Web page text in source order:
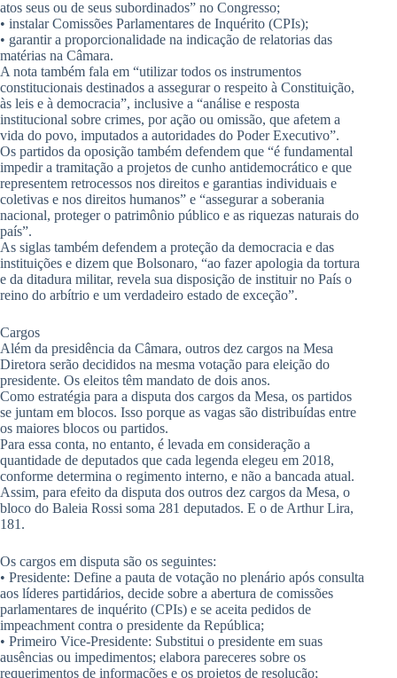
atos seus ou de seus subordinados” no Congresso;
• instalar Comissões Parlamentares de Inquérito (CPIs);
• garantir a proporcionalidade na indicação de relatorias das
matérias na Câmara.
A nota também fala em “utilizar todos os instrumentos
constitucionais destinados a assegurar o respeito à Constituição,
às leis e à democracia”, inclusive a “análise e resposta
institucional sobre crimes, por ação ou omissão, que afetem a
vida do povo, imputados a autoridades do Poder Executivo”.
Os partidos da oposição também defendem que “é fundamental
impedir a tramitação a projetos de cunho antidemocrático e que
representem retrocessos nos direitos e garantias individuais e
coletivas e nos direitos humanos” e “assegurar a soberania
nacional, proteger o patrimônio público e as riquezas naturais do
país”.
As siglas também defendem a proteção da democracia e das
instituições e dizem que Bolsonaro, “ao fazer apologia da tortura
e da ditadura militar, revela sua disposição de instituir no País o
reino do arbítrio e um verdadeiro estado de exceção”.
Cargos
Além da presidência da Câmara, outros dez cargos na Mesa
Diretora serão decididos na mesma votação para eleição do
presidente. Os eleitos têm mandato de dois anos.
Como estratégia para a disputa dos cargos da Mesa, os partidos
se juntam em blocos. Isso porque as vagas são distribuídas entre
os maiores blocos ou partidos.
Para essa conta, no entanto, é levada em consideração a
quantidade de deputados que cada legenda elegeu em 2018,
conforme determina o regimento interno, e não a bancada atual.
Assim, para efeito da disputa dos outros dez cargos da Mesa, o
bloco do Baleia Rossi soma 281 deputados. E o de Arthur Lira,
181.
Os cargos em disputa são os seguintes:
• Presidente: Define a pauta de votação no plenário após consulta
aos líderes partidários, decide sobre a abertura de comissões
parlamentares de inquérito (CPIs) e se aceita pedidos de
impeachment contra o presidente da República;
• Primeiro Vice-Presidente: Substitui o presidente em suas
ausências ou impedimentos; elabora pareceres sobre os
requerimentos de informações e os projetos de resolução;